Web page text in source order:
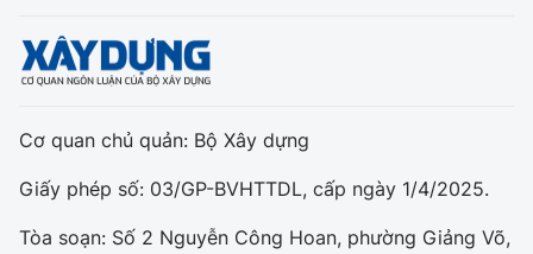
Cơ quan chủ quản: Bộ Xây dựng
Giấy phép số: 03/GP-BVHTTDL, cấp ngày 1/4/2025.
Tòa soạn: Số 2 Nguyễn Công Hoan, phường Giảng Võ,